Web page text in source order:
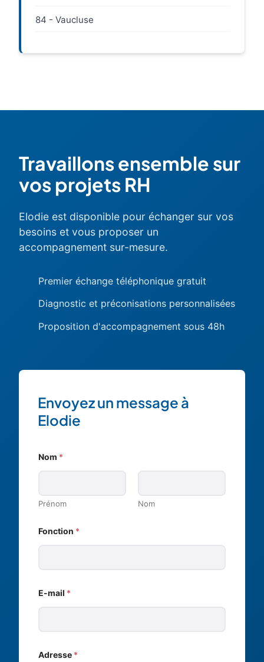
84 - Vaucluse
Travaillons ensemble sur
vos projets RH
Elodie est disponible pour échanger sur vos
besoins et vous proposer un
accompagnement sur-mesure.
Premier échange téléphonique gratuit
Diagnostic et préconisations personnalisées
Proposition d'accompagnement sous 48h
Envoyez un message à
Elodie
Nom *
Prénom Nom
Fonction *
E-mail *
Adresse *